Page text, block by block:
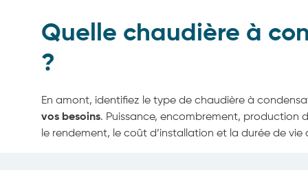
Quelle chaudière à
?
En amont, identifiez le type de chaudière à
vos besoins. Puissance, encombrement, production
le rendement, le coût d’installation et la durée de